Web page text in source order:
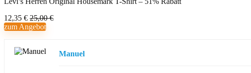
12,35 € 25,00 €
zum Angebot
Manuel